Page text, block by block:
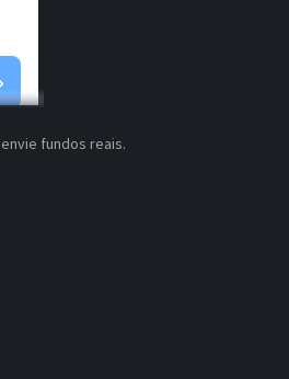
fundos reais.